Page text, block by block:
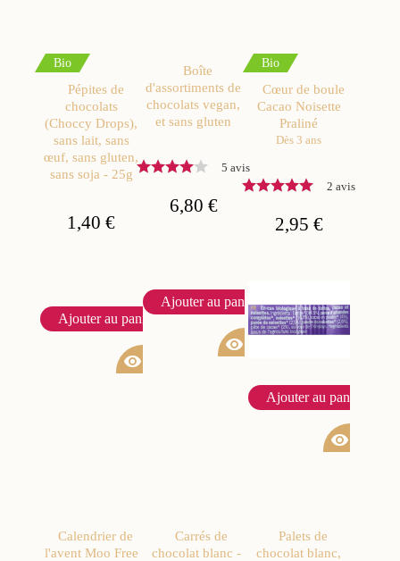
Bio
Pépites de
chocolats
(Choccy Drops),
sans lait, sans
œuf, sans gluten,
sans soja - 25g
1,40 €
Ajouter au panier
visibility
Boîte
d'assortiments de
chocolats vegan,
et sans gluten
5 avis
6,80 €
Ajouter au panier
visibility
Bio
Cœur de boule
Cacao Noisette
Praliné
Dès 3 ans
2 avis
2,95 €
Ajouter au panier
visibility
Calendrier de
l'avent Moo Free
Carrés de
chocolat blanc -
Palets de
chocolat blanc,